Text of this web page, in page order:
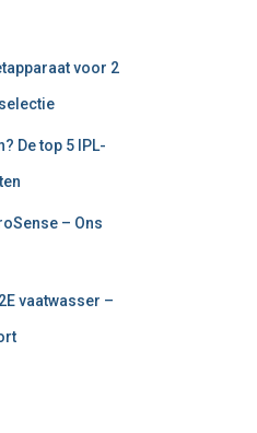
voor 2
De top 5 IPL-
– Ons
vaatwasser –